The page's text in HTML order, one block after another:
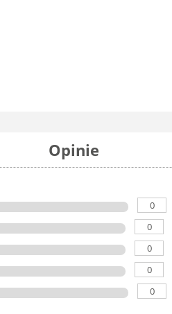
Opinie
0
0
0
0
0